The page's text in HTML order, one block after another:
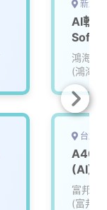
新北
AI軟
(Data
Team)
鴻海精
(鴻海)
台北
(AI)
富邦媒
(富邦